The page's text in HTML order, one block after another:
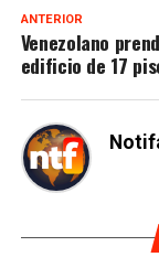
ANTERIOR
Venezolano
edificio de 17